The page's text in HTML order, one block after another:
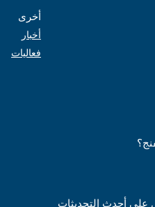
أخرى
أخبار
فعاليات
على أحدث التحديثات